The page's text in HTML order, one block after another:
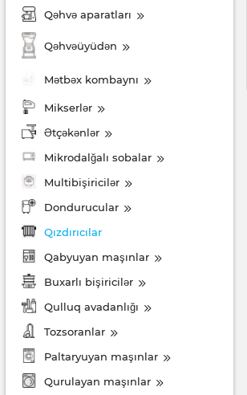
Qəhvə aparatları
Qəhvəüyüdən
Mətbəx kombaynı
Mikserlər
Ətçəkənlər
Mikrodalğalı sobalar
Multibişiricilər
Dondurucular
Qızdırıcılar
Qabyuyan maşınlar
Buxarlı bişiricilər
Qulluq avadanlığı
Tozsoranlar
Paltaryuyan maşınlar
Qurulayan maşınlar